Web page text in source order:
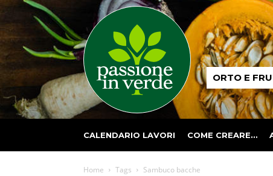
Passione
in ORTO E
CALENDARIO LAVORI COME CREARE…
Home Tags Sambuco bacche